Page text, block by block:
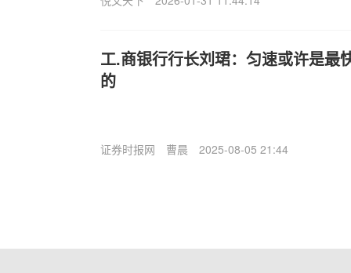
工.商银行行长刘珺：匀速或许是最
的
证券时报网 曹晨 2025-08-05 21:44